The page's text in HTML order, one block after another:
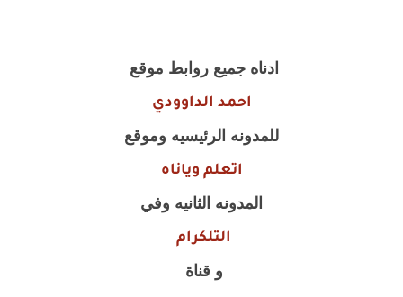
ادناه جميع روابط موقع
احمد الداوودي
للمدونه الرئيسيه وموقع
اتعلم وياناه
المدونه الثانيه وفي
التلكرام
و قناة